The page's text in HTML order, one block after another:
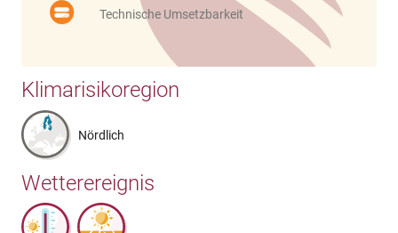
Technische Umsetzbarkeit
Klimarisikoregion
Nördlich
Wetterereignis